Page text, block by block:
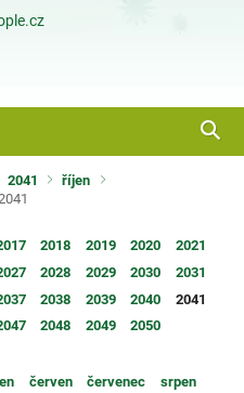
2041
říjen
2018 2019 2020
2021
2028 2029 2030
2031
2038 2039 2040
2041
2048 2049 2050
červen červenec
srpen